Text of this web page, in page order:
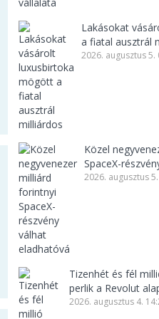
Lakásokat
a fiatal ausztrál
2026. augusztus 5.
Közel
SpaceX-
2026. augusztus
Tizenhét és fél
perlik a Revolut
2026. augusztus 4.